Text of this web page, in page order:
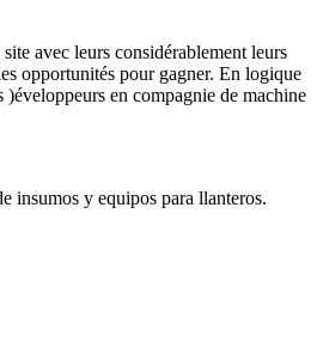
avec leurs considérablement leurs
opportunités pour gagner. En logique
en compagnie de machine
insumos y equipos para llanteros.